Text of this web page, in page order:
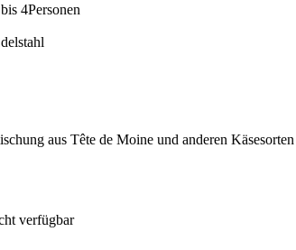
4Personen
aus Tête de Moine und anderen Käsesorten
verfügbar